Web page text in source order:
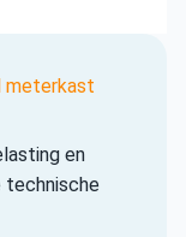
meterkast
en
technische